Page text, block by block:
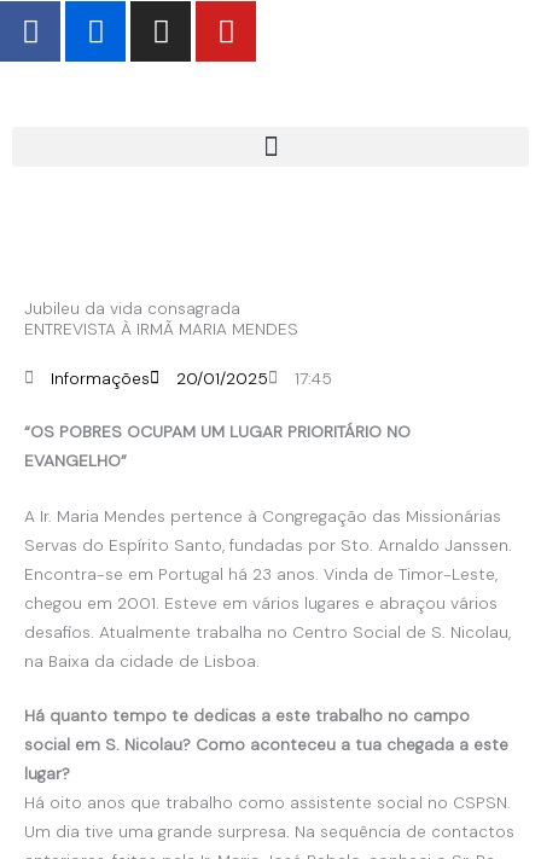
F
a
c
F
l
i
I
n
s
Y
o
u
Jubileu da vida consagrada
ENTREVISTA À IRMÃ MARIA MENDES
Informações 20/01/2025 17:45
“OS POBRES OCUPAM UM LUGAR PRIORITÁRIO NO
EVANGELHO”
A Ir. Maria Mendes pertence à Congregação das Missionárias
Servas do Espírito Santo, fundadas por Sto. Arnaldo Janssen.
Encontra-se em Portugal há 23 anos. Vinda de Timor-Leste,
chegou em 2001. Esteve em vários lugares e abraçou vários
desafios. Atualmente trabalha no Centro Social de S. Nicolau,
na Baixa da cidade de Lisboa.
Há quanto tempo te dedicas a este trabalho no campo
social em S. Nicolau? Como aconteceu a tua chegada a este
lugar?
Há oito anos que trabalho como assistente social no CSPSN.
Um dia tive uma grande surpresa. Na sequência de contactos